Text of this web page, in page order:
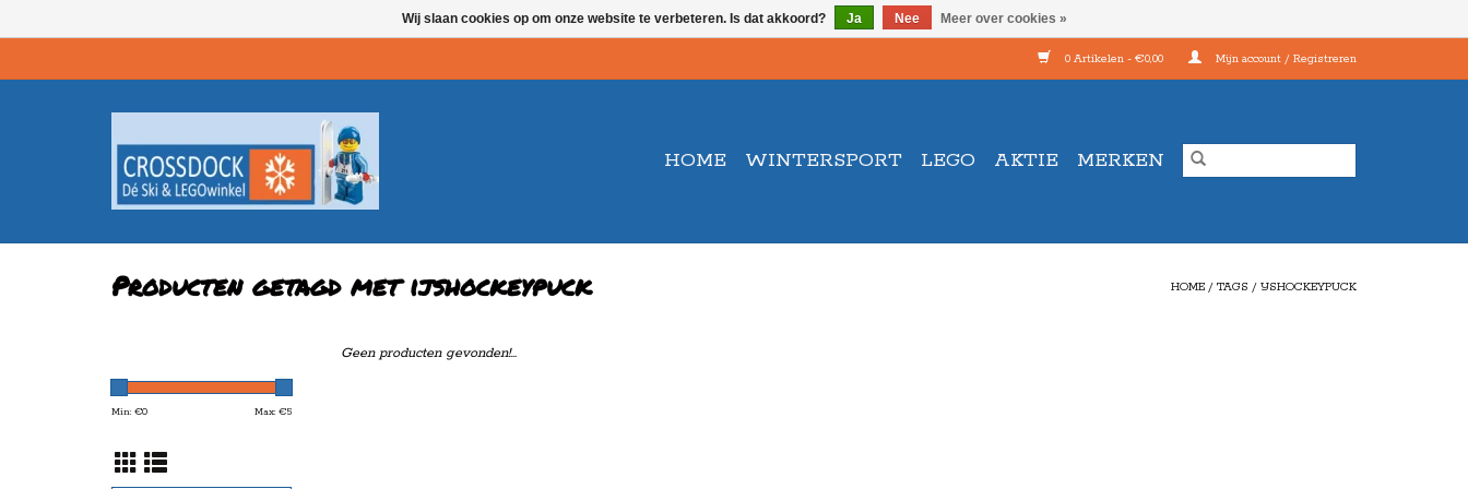
0 Artikelen - €0,00 Mijn account / Registreren
HOME WINTERSPORT LEGO AKTIE MERKEN
Producten getagd met ijshockeypuck HOME / TAGS / IJSHOCKEYPUCK
Min: €0 Max: €5
Geen producten gevonden!...
Wij slaan cookies op om onze website te verbeteren. Is dat akkoord? Ja Nee Meer over cookies »